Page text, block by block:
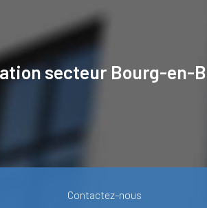
secteur Bourg-en-
Contactez-nous